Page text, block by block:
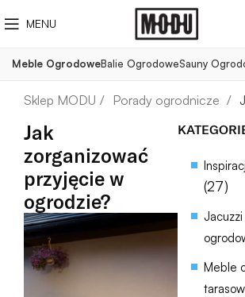
MENU
Meble OgrodoweBalie OgrodoweSauny
Porady ogrodnicze
Jak
zorganizować
przyjęcie w
ogrodzie?
(27)
Meble